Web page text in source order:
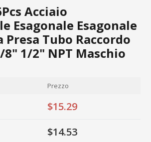
Acciaio
Esagonale Esagonale
Tubo Raccordo
1/2" NPT Maschio
Prezzo
$15.29
$14.53